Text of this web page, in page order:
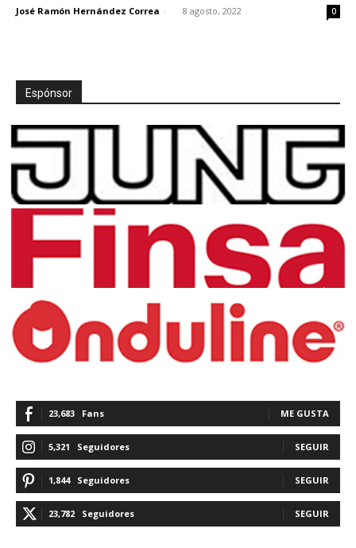
José Ramón Hernández Correa - 8 agosto, 2022 0
Espónsor
23,683 Fans ME GUSTA
5,321 Seguidores SEGUIR
1,844 Seguidores SEGUIR
23,782 Seguidores SEGUIR